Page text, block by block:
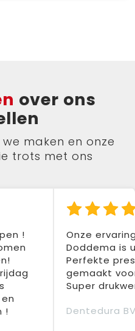
over ons
maken en onze
trots met ons
!
!
Onze
Doddema is
Perfekte
gemaakt
Super
Dentedura